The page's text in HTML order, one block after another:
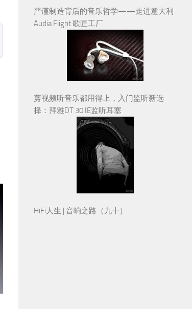
严谨制造背后的音乐哲学——走进意大利
Audia Flight 歌匠工厂
剪视频听音乐都用得上，入门监听新选
择：拜雅DT 30 IE监听耳塞
HiFi人生 | 音响之路（九十）